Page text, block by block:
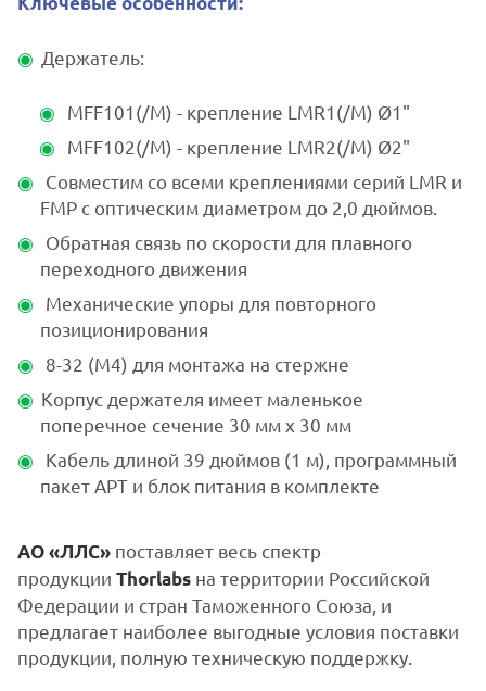
Держатель:
MFF101(/M) - крепление LMR1(/M) Ø1"
MFF102(/M) - крепление LMR2(/M) Ø2"
Совместим со всеми креплениями серий LMR и
FMP с оптическим диаметром до 2,0 дюймов.
Обратная связь по скорости для плавного
переходного движения
Механические упоры для повторного
позиционирования
8-32 (M4) для монтажа на стержне
Корпус держателя имеет маленькое
поперечное сечение 30 мм x 30 мм
Кабель длиной 39 дюймов (1 м), программный
пакет APT и блок питания в комплекте
АО «ЛЛС» поставляет весь спектр
продукции Thorlabs на территории Российской
Федерации и стран Таможенного Союза, и
предлагает наиболее выгодные условия поставки
продукции, полную техническую поддержку.